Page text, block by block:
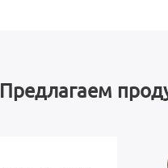
Предлагаем